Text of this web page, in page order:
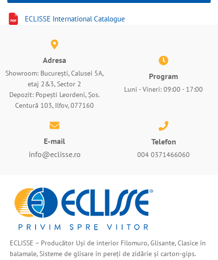
ECLISSE International Catalogue
Adresa
Showroom: București, Calusei 5A,
etaj 2&3, Sector 2
Depozit: Popești Leordeni, Șos.
Centură 103, Ilfov, 077160
Program
Luni - Vineri: 09:00 - 17:00
E-mail
info@eclisse.ro
Telefon
004 0371466060
ECLISSE – Producător Uși de interior Filomuro, Glisante, Clasice în
balamale, Sisteme de glisare în pereți de zidărie și carton-gips.